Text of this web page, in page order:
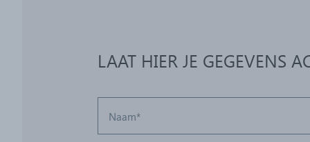
LAAT HIER JE GEGEVENS